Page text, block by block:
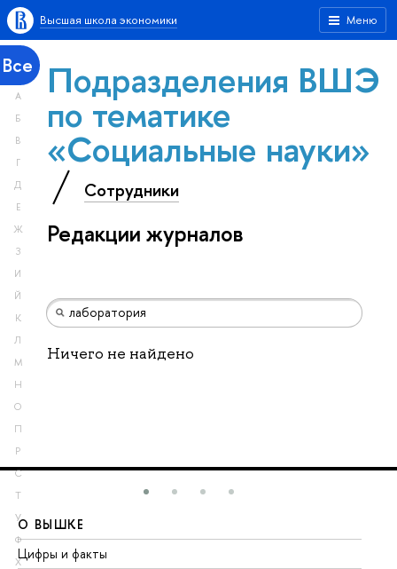
Меню
Высшая школа экономики
Все
А
Б
В
Г
Д
Е
Ж
З
И
Й
К
Л
М
Н
О
П
Р
С
Т
У
Ф
Х
Подразделения ВШЭ
по тематике
«Социальные науки»
Сотрудники
Редакции журналов
Ничего не найдено
О ВЫШКЕ
Цифры и факты